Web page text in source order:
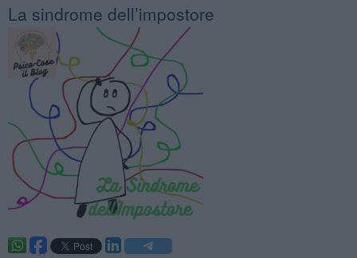
​La sindrome dell’impostore